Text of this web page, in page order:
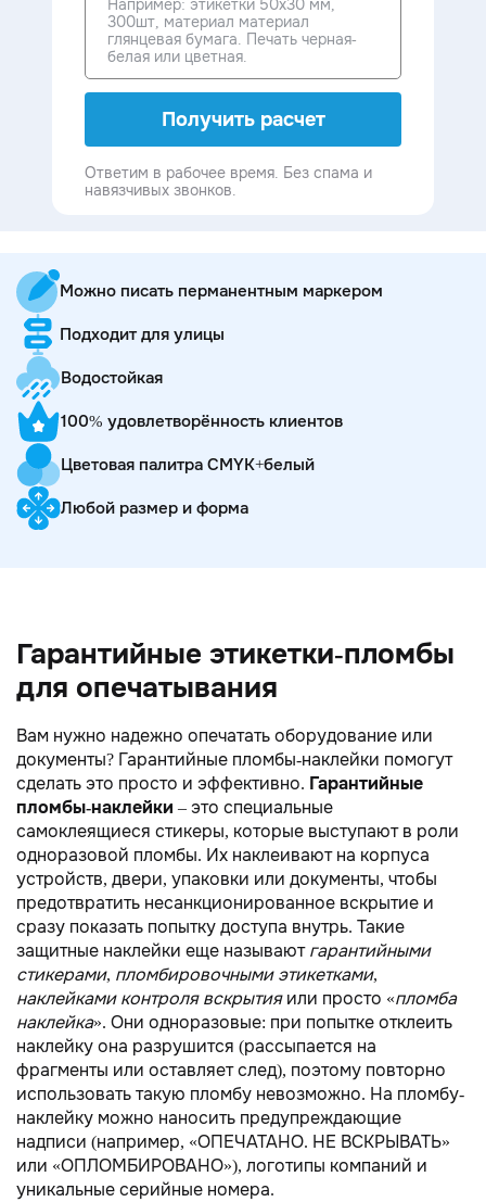
Получить расчет
Ответим в рабочее время. Без спама и
навязчивых звонков.
Можно писать перманентным маркером
Подходит для улицы
Водостойкая
100% удовлетворённость клиентов
Цветовая палитра CMYK+белый
Любой размер и форма
Гарантийные этикетки-пломбы
для опечатывания
Вам нужно надежно опечатать оборудование или
документы? Гарантийные пломбы-наклейки помогут
сделать это просто и эффективно. Гарантийные
пломбы-наклейки – это специальные
самоклеящиеся стикеры, которые выступают в роли
одноразовой пломбы. Их наклеивают на корпуса
устройств, двери, упаковки или документы, чтобы
предотвратить несанкционированное вскрытие и
сразу показать попытку доступа внутрь. Такие
защитные наклейки еще называютгарантийными
стикерами, пломбировочными этикетками,
наклейками контроля вскрытияили просто «пломба
наклейка». Они одноразовые: при попытке отклеить
наклейку она разрушится (рассыпается на
фрагменты или оставляет след), поэтому повторно
использовать такую пломбу невозможно. На пломбу-
наклейку можно наносить предупреждающие
надписи (например, «ОПЕЧАТАНО. НЕ ВСКРЫВАТЬ»
или «ОПЛОМБИРОВАНО»), логотипы компаний и
уникальные серийные номера.